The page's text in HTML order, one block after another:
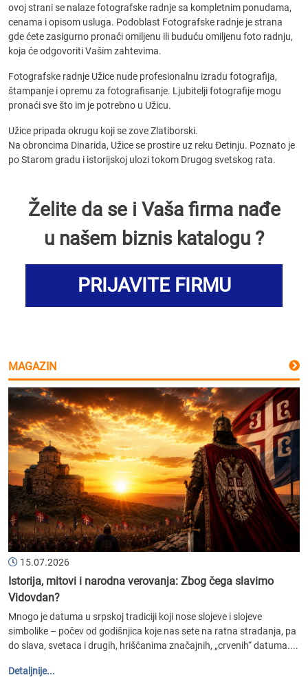
ovoj strani se nalaze fotografske radnje sa kompletnim ponudama,
cenama i opisom usluga. Podoblast Fotografske radnje je strana
gde ćete zasigurno pronaći omiljenu ili buduću omiljenu foto radnju,
koja će odgovoriti Vašim zahtevima.
Fotografske radnje Užice nude profesionalnu izradu fotografija,
štampanje i opremu za fotografisanje. Ljubitelji fotografije mogu
pronaći sve što im je potrebno u Užicu.
Užice pripada okrugu koji se zove Zlatiborski.
Na obroncima Dinarida, Užice se prostire uz reku Đetinju. Poznato je
po Starom gradu i istorijskoj ulozi tokom Drugog svetskog rata.
Želite da se i Vaša firma nađe
u našem biznis katalogu ?
PRIJAVITE FIRMU
MAGAZIN
15.07.2026
Istorija, mitovi i narodna verovanja: Zbog čega slavimo
Vidovdan?
Mnogo je datuma u srpskoj tradiciji koji nose slojeve i slojeve
simbolike – počev od godišnjica koje nas sete na ratna stradanja, pa
do slava, svetaca i drugih, hrišćanima značajnih, „crvenih“ datuma....
Detaljnije...